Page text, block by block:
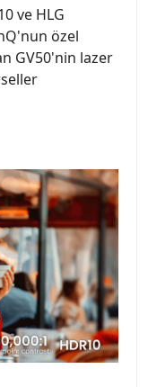
ve HLG
özel
GV50'nin lazer